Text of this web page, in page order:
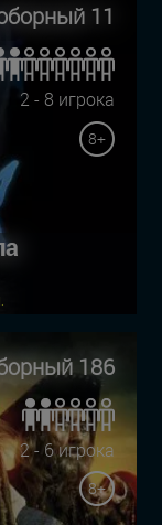
11
2 - 8 игрока
8+
186
2 - 6 игрока
8+